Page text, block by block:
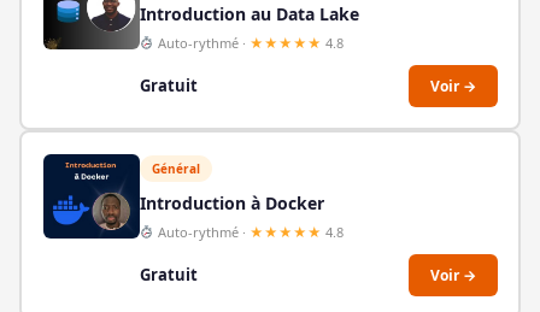
Introduction au Data Lake
Auto-rythmé · ★★★★★ 4.8
Gratuit Voir →
Général
Introduction à Docker
Auto-rythmé · ★★★★★ 4.8
Gratuit Voir →